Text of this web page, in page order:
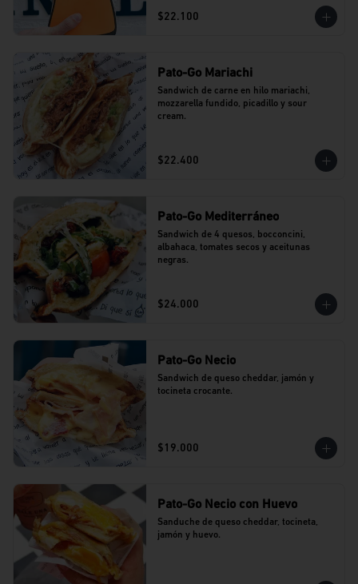
$22.100
Pato-Go Mariachi
Sandwich de carne en hilo mariachi,
mozzarella fundido, picadillo y sour
cream.
$22.400
Pato-Go Mediterráneo
Sandwich de 4 quesos, bocconcini,
albahaca, tomates secos y aceitunas
negras.
$24.000
Pato-Go Necio
Sandwich de queso cheddar, jamón y
tocineta crocante.
$19.000
Pato-Go Necio con Huevo
Sanduche de queso cheddar, tocineta,
jamón y huevo.